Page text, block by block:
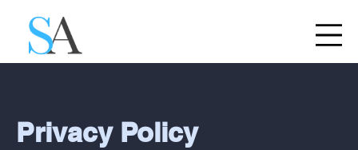
Privacy Policy